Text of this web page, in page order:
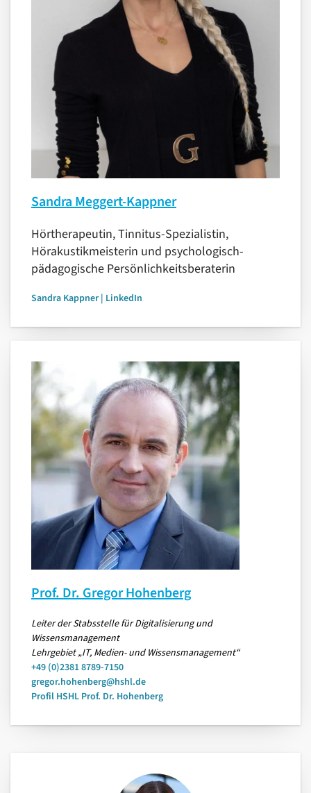
Sandra Meggert-Kappner
Hörtherapeutin, Tinnitus-Spezialistin,
Hörakustikmeisterin und psychologisch-
pädagogische Persönlichkeitsberaterin
Sandra Kappner | LinkedIn
Prof. Dr. Gregor Hohenberg
Leiter der Stabsstelle für Digitalisierung und
Wissensmanagement
Lehrgebiet „IT, Medien- und Wissensmanagement“
+49 (0)2381 8789-7150
gregor.hohenberg@hshl.de
Profil HSHL Prof. Dr. Hohenberg